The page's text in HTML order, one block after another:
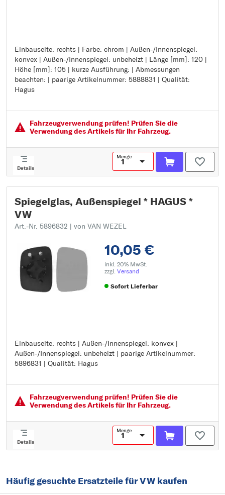
Einbauseite: rechts | Farbe: chrom | Außen-/Innenspiegel:
konvex | Außen-/Innenspiegel: unbeheizt | Länge [mm]: 120 |
Höhe [mm]: 105 | kurze Ausführung: | Abmessungen
beachten: | paarige Artikelnummer: 5888831 | Qualität:
Hagus
Einbauseite: rechts
Farbe: chrom
Außen-/Innenspiegel: konvex
Außen-/Innenspiegel: unbeheizt
Länge [mm]: 120
kurze Ausführung:
Abmessungen beachten:
paarige Artikelnummer: 5888831
Fahrzeugver­wendung prüfen! Prüfen Sie die
Verwendung des Artikels für Ihr Fahrzeug.
Details
Menge
Spiegelglas, Außenspiegel * HAGUS *
VW
Art.-Nr. 5896832 | von VAN WEZEL
10,05 €
inkl. 20% MwSt.
zzgl. Versand
Sofort Lieferbar
Einbauseite: rechts | Außen-/Innenspiegel: konvex |
Außen-/Innenspiegel: unbeheizt | paarige Artikelnummer:
5896831 | Qualität: Hagus
Einbauseite: rechts
Außen-/Innenspiegel: konvex
Außen-/Innenspiegel: unbeheizt
Qualität: Hagus
Fahrzeugver­wendung prüfen! Prüfen Sie die
Verwendung des Artikels für Ihr Fahrzeug.
Details
Menge
Häufig gesuchte Ersatzteile für VW kaufen